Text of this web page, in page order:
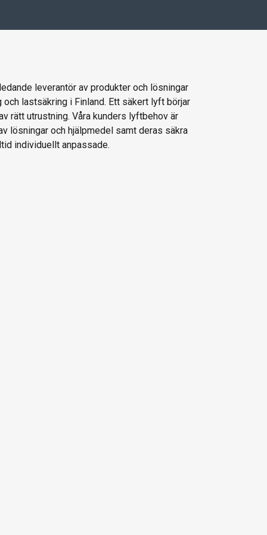
leverantör av produkter och lösningar
lastsäkring i Finland. Ett säkert lyft börjar
rätt utrustning. Våra kunders lyftbehov är
lösningar och hjälpmedel samt deras säkra
individuellt anpassade.